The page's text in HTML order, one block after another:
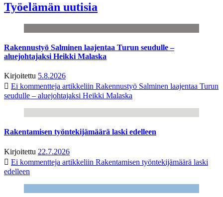
Työelämän uutisia
Rakennustyö Salminen laajentaa Turun seudulle –
aluejohtajaksi Heikki Malaska
Kirjoitettu 5.8.2026
Ei kommentteja artikkeliin Rakennustyö Salminen laajentaa Turun
seudulle – aluejohtajaksi Heikki Malaska
Rakentamisen työntekijämäärä laski edelleen
Kirjoitettu 22.7.2026
Ei kommentteja artikkeliin Rakentamisen työntekijämäärä laski
edelleen